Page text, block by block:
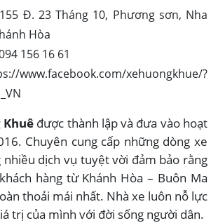
Đ. 23 Tháng 10, Phương sơn, Nha
Hòa
156 16 61
www.facebook.com/xehuongkhue/?
được thành lập và đưa vào hoạt
Chuyên cung cấp những dòng xe
nhiều dịch vụ tuyệt vời đảm bảo rằng
hàng từ Khánh Hòa – Buôn Ma
thoải mái nhất. Nhà xe luôn nỗ lực
trị của mình với đời sống người dân.